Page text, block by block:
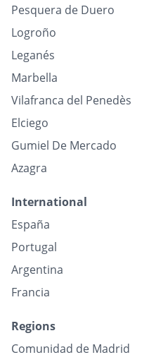
Pesquera de Duero
Logroño
Leganés
Marbella
Vilafranca del Penedès
Elciego
Gumiel De Mercado
Azagra
International
España
Portugal
Argentina
Francia
Regions
Comunidad de Madrid